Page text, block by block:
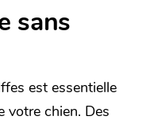
sans
est essentielle
votre chien. Des